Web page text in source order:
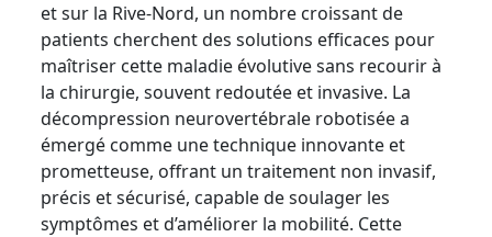
et sur la Rive-Nord, un nombre croissant de
patients cherchent des solutions efficaces pour
maîtriser cette maladie évolutive sans recourir à
la chirurgie, souvent redoutée et invasive. La
décompression neurovertébrale robotisée a
émergé comme une technique innovante et
prometteuse, offrant un traitement non invasif,
précis et sécurisé, capable de soulager les
symptômes et d’améliorer la mobilité. Cette